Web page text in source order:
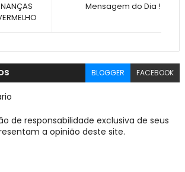
Mensagem do Dia !
BLOGGER FACEBOOK
de responsabilidade exclusiva de seus
a opinião deste site.